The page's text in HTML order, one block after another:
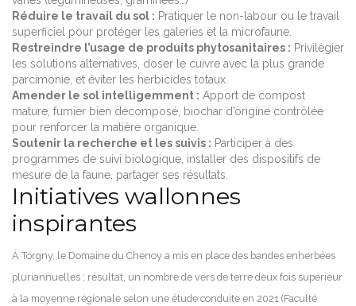
Réduire le travail du sol : Pratiquer le non-labour ou le travail
superficiel pour protéger les galeries et la microfaune.
Restreindre l’usage de produits phytosanitaires : Privilégier
les solutions alternatives, doser le cuivre avec la plus grande
parcimonie, et éviter les herbicides totaux.
Amender le sol intelligemment : Apport de compost
mature, fumier bien décomposé, biochar d’origine contrôlée
pour renforcer la matière organique.
Soutenir la recherche et les suivis : Participer à des
programmes de suivi biologique, installer des dispositifs de
mesure de la faune, partager ses résultats.
Initiatives wallonnes
inspirantes
À Torgny, le Domaine du Chenoy a mis en place des bandes enherbées
pluriannuelles ; résultat, un nombre de vers de terre deux fois supérieur
à la moyenne régionale selon une étude conduite en 2021 (Faculté